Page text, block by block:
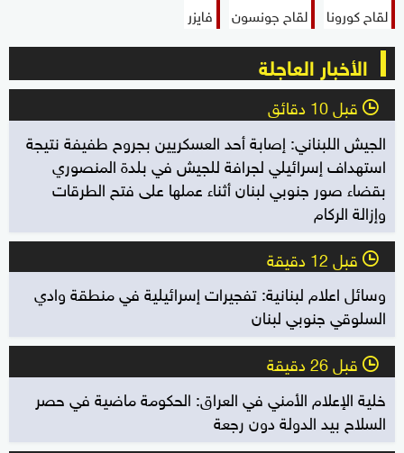
لقاح كورونا لقاح جونسون فايزر
الأخبار العاجلة
l قبل 10 دقائق
الجيش اللبناني: إصابة أحد العسكريين بجروح طفيفة نتيجة
استهداف إسرائيلي لجرافة للجيش في بلدة المنصوري
بقضاء صور جنوبي لبنان أثناء عملها على فتح الطرقات
وإزالة الركام
l قبل 12 دقيقة
وسائل اعلام لبنانية: تفجيرات إسرائيلية في منطقة وادي
السلوقي جنوبي لبنان
l قبل 26 دقيقة
خلية الإعلام الأمني في العراق: الحكومة ماضية في حصر
السلاح بيد الدولة دون رجعة